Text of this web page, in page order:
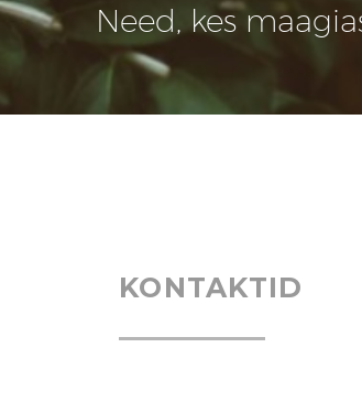
Need, kes
KONTAKTID